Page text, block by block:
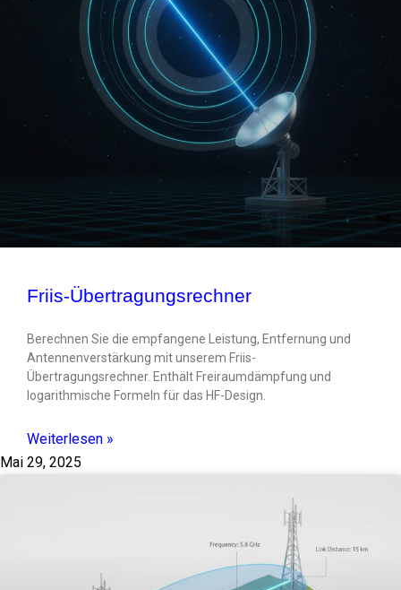
Friis-Übertragungsrechner
Berechnen Sie die empfangene Leistung, Entfernung und
Antennenverstärkung mit unserem Friis-
Übertragungsrechner. Enthält Freiraumdämpfung und
logarithmische Formeln für das HF-Design.
Weiterlesen »
Mai 29, 2025